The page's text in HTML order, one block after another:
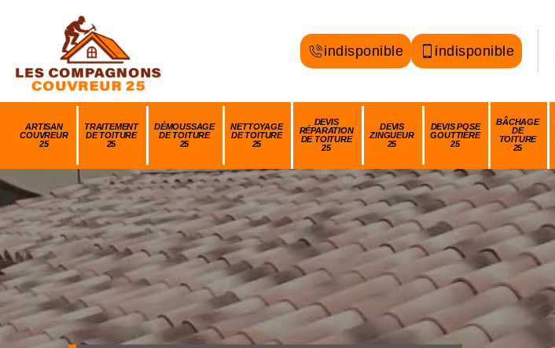
indisponible indisponible
ARTISAN
COUVREUR
25
TRAITEMENT
DE TOITURE
25
DÉMOUSSAGE
DE TOITURE
25
NETTOYAGE
DE TOITURE
25
DEVIS
RÉPARATION
DE TOITURE
25
DEVIS
ZINGUEUR
25
DEVIS POSE
GOUTTIÈRE
25
BÂCHAGE
DE
TOITURE
25